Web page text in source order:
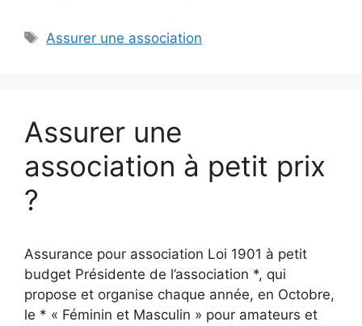
Étiquettes
Assurer une association
Assurer une
association à petit prix
?
Assurance pour association Loi 1901 à petit
budget Présidente de l’association *, qui
propose et organise chaque année, en Octobre,
le * « Féminin et Masculin » pour amateurs et